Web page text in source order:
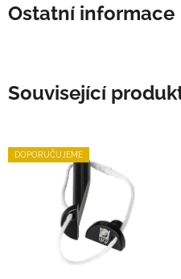
Ostatní informace
Související
DOPORUČUJEME